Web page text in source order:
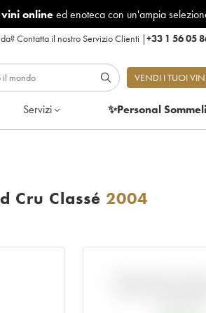
onlineed enoteca con un'ampia
Contatta il nostro Servizio Clienti |+33 1 56 05
VENDI I TUOI
Servizi ✨Personal
Cru Classé 2004